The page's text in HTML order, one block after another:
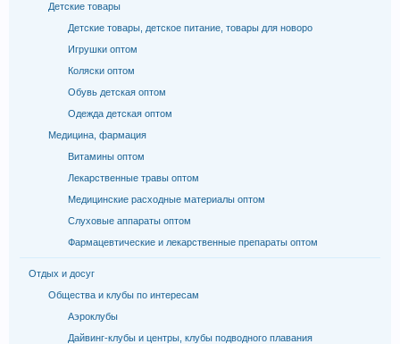
Детские товары
Детские товары, детское питание, товары для новоро
Игрушки оптом
Коляски оптом
Обувь детская оптом
Одежда детская оптом
Медицина, фармация
Витамины оптом
Лекарственные травы оптом
Медицинские расходные материалы оптом
Слуховые аппараты оптом
Фармацевтические и лекарственные препараты оптом
Отдых и досуг
Общества и клубы по интересам
Аэроклубы
Дайвинг-клубы и центры, клубы подводного плавания